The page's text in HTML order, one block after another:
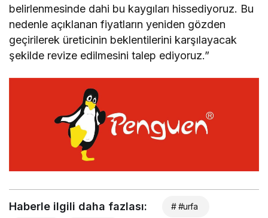
belirlenmesinde dahi bu kaygıları hissediyoruz. Bu
nedenle açıklanan fiyatların yeniden gözden
geçirilerek üreticinin beklentilerini karşılayacak
şekilde revize edilmesini talep ediyoruz.”
Haberle ilgili daha fazlası: # #urfa